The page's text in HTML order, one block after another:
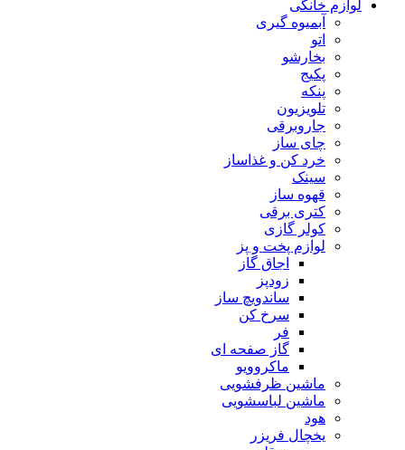
لوازم خانگی
آبمیوه گیری
اتو
بخارشو
پکیج
پنکه
تلویزیون
جاروبرقی
چای ساز
خرد کن و غذاساز
سینک
قهوه ساز
کتری برقی
کولر گازی
لوازم پخت و پز
اجاق گاز
زودپز
ساندویچ ساز
سرخ کن
فر
گاز صفحه ای
ماکروویو
ماشین ظرفشویی
ماشین لباسشویی
هود
یخچال فریزر